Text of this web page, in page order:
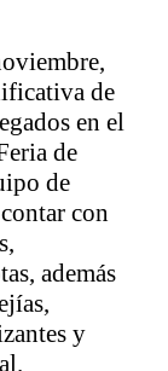
de
en el
de
de
con
además
y